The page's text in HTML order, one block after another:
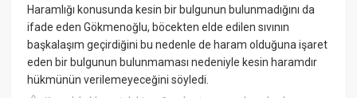
Haramlığı konusunda kesin bir bulgunun bulunmadığını da
ifade eden Gökmenoğlu, böcekten elde edilen sıvının
başkalaşım geçirdiğini bu nedenle de haram olduğuna işaret
eden bir bulgunun bulunmaması nedeniyle kesin haramdır
hükmünün verilemeyeceğini söyledi.